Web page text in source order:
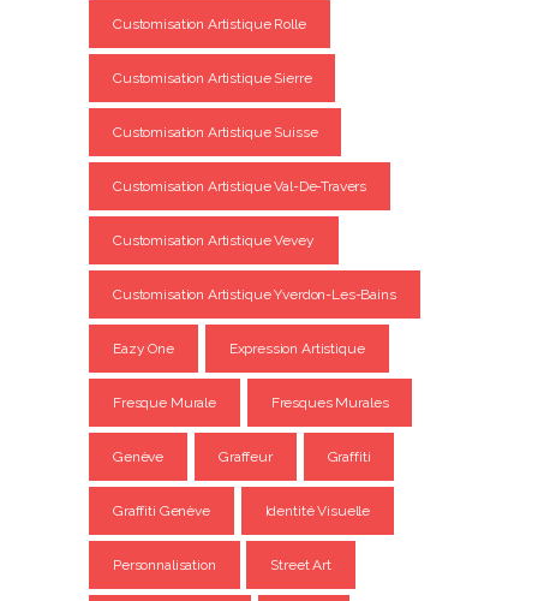
Customisation Artistique Rolle
Customisation Artistique Sierre
Customisation Artistique Suisse
Customisation Artistique Val-De-Travers
Customisation Artistique Vevey
Customisation Artistique Yverdon-Les-Bains
Eazy One Expression Artistique
Fresque Murale Fresques Murales
Genève Graffeur Graffiti
Graffiti Genève Identité Visuelle
Personnalisation Street Art